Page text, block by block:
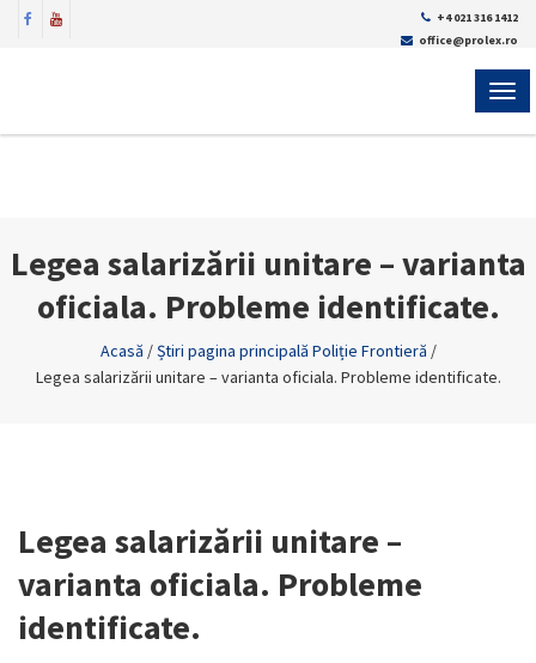
+4 021 316 1412
office@prolex.ro
Legea salarizării unitare – varianta
oficiala. Probleme identificate.
Acasă /Știri pagina principală Poliție Frontieră /
Legea salarizării unitare – varianta oficiala. Probleme identificate.
Legea salarizării unitare –
varianta oficiala. Probleme
identificate.